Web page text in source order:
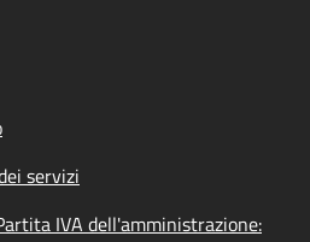
servizi
IVA dell'amministrazione: